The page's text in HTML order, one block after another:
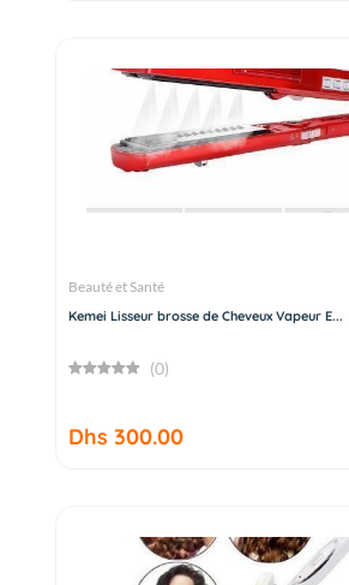
Beauté et Santé
Kemei Lisseur brosse de Cheveux Vapeur E...
(0)
Dhs 300.00